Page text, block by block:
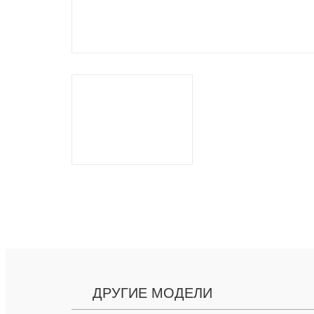
ДРУГИЕ МОДЕЛИ